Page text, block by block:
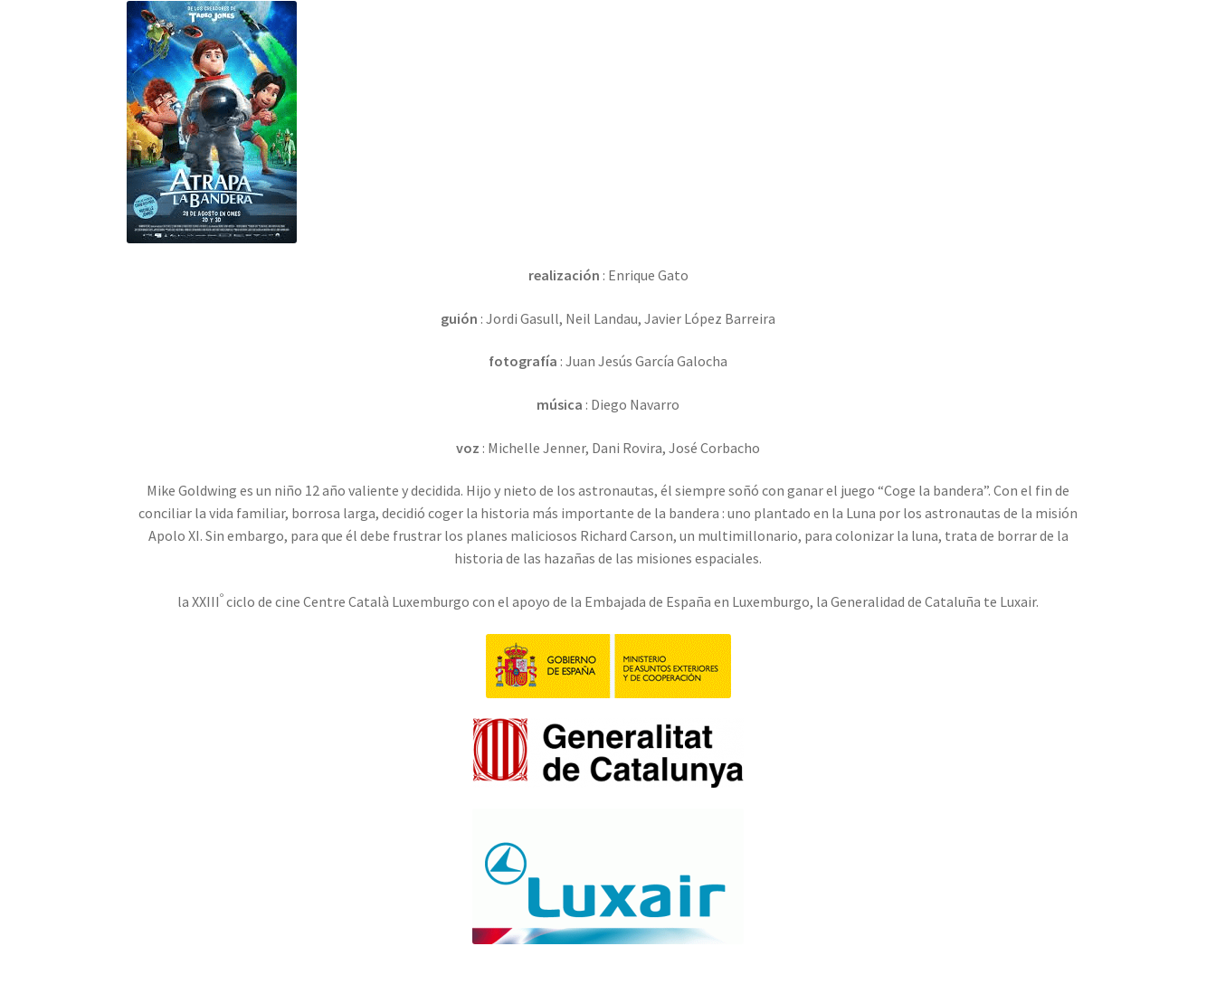
realización : Enrique Gato
guión : Jordi Gasull, Neil Landau, Javier López Barreira
fotografía : Juan Jesús García Galocha
música : Diego Navarro
voz : Michelle Jenner, Dani Rovira, José Corbacho
Mike Goldwing es un niño 12 año valiente y decidida. Hijo y nieto de los astronautas, él siempre soñó con ganar el juego “Coge la bandera”. Con el fin de
conciliar la vida familiar, borrosa larga, decidió coger la historia más importante de la bandera : uno plantado en la Luna por los astronautas de la misión
Apolo XI. Sin embargo, para que él debe frustrar los planes maliciosos Richard Carson, un multimillonario, para colonizar la luna, trata de borrar de la
historia de las hazañas de las misiones espaciales.
la XXIIIº ciclo de cine Centre Català Luxemburgo con el apoyo de la Embajada de España en Luxemburgo, la Generalidad de Cataluña te Luxair.